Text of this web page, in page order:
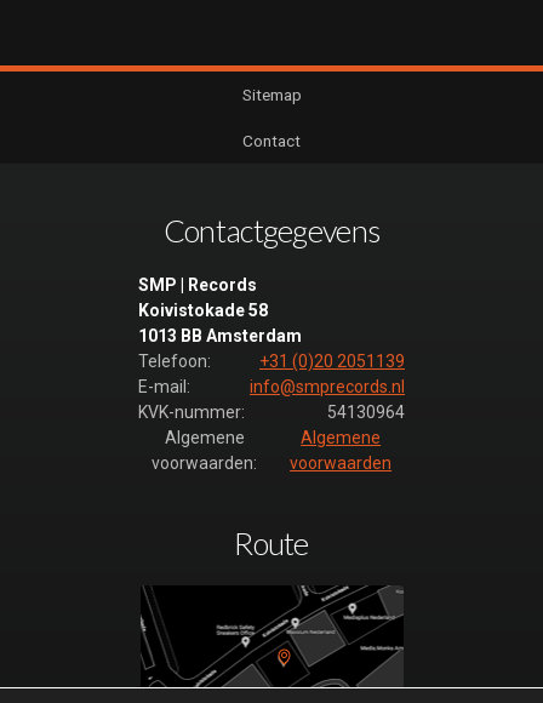
Sitemap
Contact
Contactgegevens
SMP | Records
Koivistokade 58
1013 BB Amsterdam
Telefoon:
+31 (0)20 2051139
E-mail:
info@smprecords.nl
KVK-nummer:
54130964
Algemene
voorwaarden:
Algemene
voorwaarden
Route